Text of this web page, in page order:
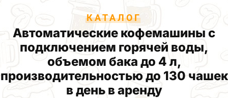
КАТАЛОГ
Автоматические кофемашины с
подключением горячей воды,
объемом бака до 4 л,
производительностью до 130 чашек
в день в аренду